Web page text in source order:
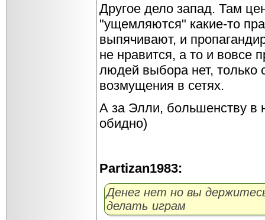
Другое дело запад. Там
"ущемляются" какие-то
выпячивают, и
не нравится, а то и вовсе
людей выбора нет, только
возмущения в сетях.
А за Элли, большенству в
обидно)
Partizan1983:
Денег нет но вы
делать играм